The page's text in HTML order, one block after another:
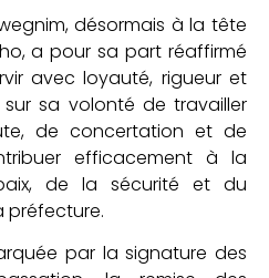
désormais à la tête
a pour sa part réaffirmé
avec loyauté, rigueur et
sa volonté de travailler
de concertation et de
efficacement à la
de la sécurité et du
préfecture.
par la signature des